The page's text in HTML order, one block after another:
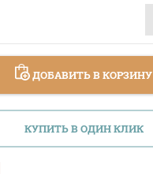
ДОБАВИТЬ В КОРЗИНУ
КУПИТЬ В ОДИН КЛИК